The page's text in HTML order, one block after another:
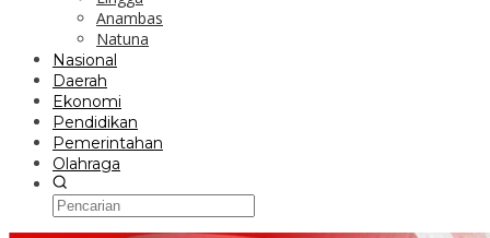
Anambas
Natuna
Nasional
Daerah
Ekonomi
Pendidikan
Pemerintahan
Olahraga